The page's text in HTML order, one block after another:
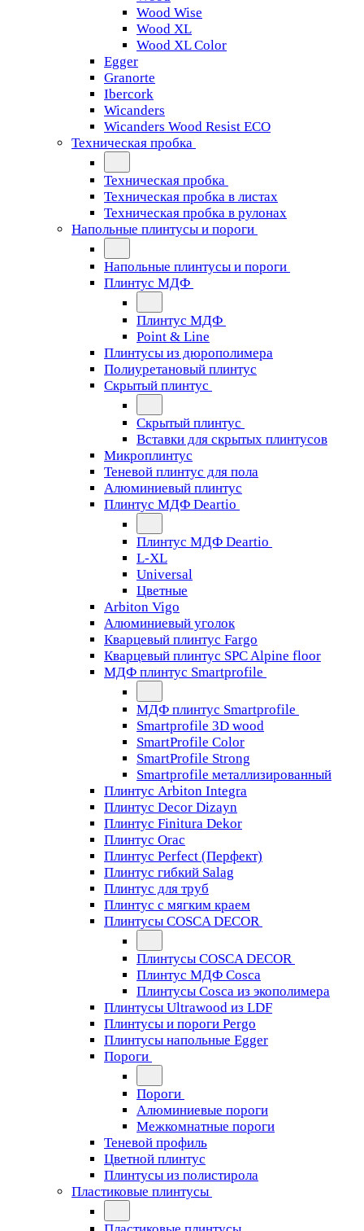
Wood Wise
Wood XL
Wood XL Color
Egger
Granorte
Ibercork
Wicanders
Wicanders Wood Resist ECO
Техническая пробка
Техническая пробка
Техническая пробка в листах
Техническая пробка в рулонах
Напольные плинтусы и пороги
Напольные плинтусы и пороги
Плинтус МДФ
Плинтус МДФ
Point & Line
Плинтусы из дюрополимера
Полиуретановый плинтус
Скрытый плинтус
Скрытый плинтус
Вставки для скрытых плинтусов
Микроплинтус
Теневой плинтус для пола
Алюминиевый плинтус
Плинтус МДФ Deartio
Плинтус МДФ Deartio
L-XL
Universal
Цветные
Arbiton Vigo
Алюминиевый уголок
Кварцевый плинтус Fargo
Кварцевый плинтус SPC Alpine floor
МДФ плинтус Smartprofile
МДФ плинтус Smartprofile
Smartprofile 3D wood
SmartProfile Color
SmartProfile Strong
Smartprofile металлизированный
Плинтус Arbiton Integra
Плинтус Decor Dizayn
Плинтус Finitura Dekor
Плинтус Orac
Плинтус Perfect (Перфект)
Плинтус гибкий Salag
Плинтус для труб
Плинтус с мягким краем
Плинтусы COSCA DECOR
Плинтусы COSCA DECOR
Плинтус МДФ Cosca
Плинтусы Cosca из экополимера
Плинтусы Ultrawood из LDF
Плинтусы и пороги Pergo
Плинтусы напольные Egger
Пороги
Пороги
Алюминиевые пороги
Межкомнатные пороги
Теневой профиль
Цветной плинтус
Плинтусы из полистирола
Пластиковые плинтусы